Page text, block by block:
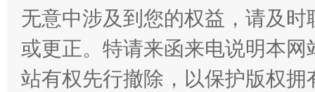
揭开“小金库”的免责幌子
无意中涉及到您的权益，请及
或更正。特请来函来电说明本
站有权先行撤除，以保护版权